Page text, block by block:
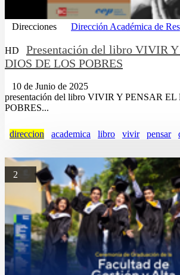
Direcciones Dirección Académica de
HD
Presentación del libro VIVIR
DIOS DE LOS POBRES
10 de Junio de 2025
presentación del libro VIVIR Y PENSAR
POBRES...
direccion academica libro vivir pensar
2